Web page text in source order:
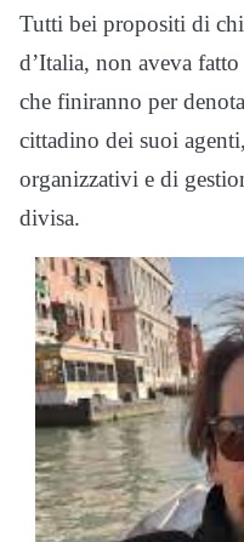
Tutti bei propositi di
d’Italia, non aveva
che finiranno per
cittadino dei suoi
organizzativi e di
divisa.